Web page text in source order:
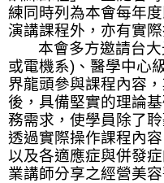
練同時列 為本會每年
演講課程外，亦有實際
本會多方邀請台
或電機系) 、醫學中心
界龍頭參與課程內容
後，具備堅實的理論
務需求，使學員除了
透過實際操作課程內
以及各適應症與併發
業講師分享之經營美